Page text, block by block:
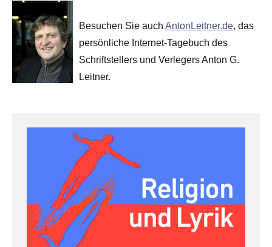
Besuchen Sie auch AntonLeitner.de, das
persönliche Internet-Tagebuch des
Schriftstellers und Verlegers Anton G.
Leitner.